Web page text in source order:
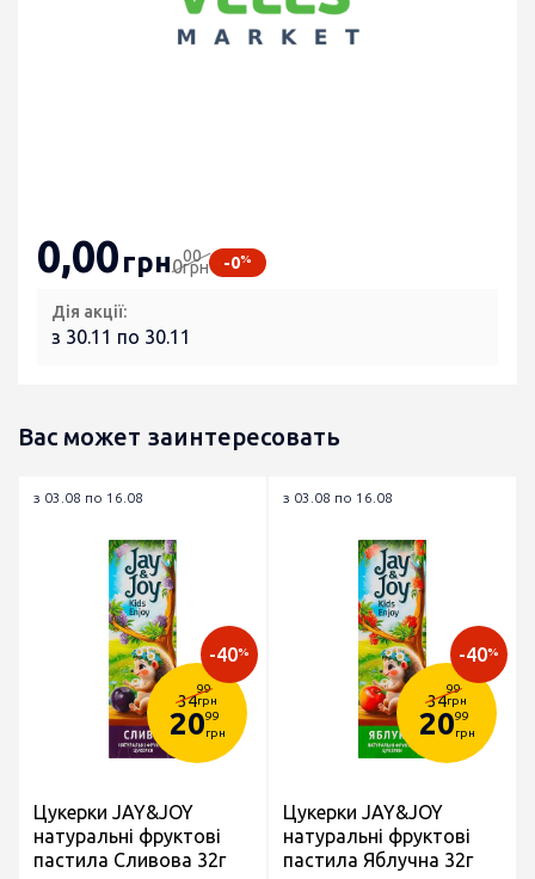
0,00грн000
грн -0%
Дія акції:
з 30.11 по 30.11
Вас может заинтересовать
з 03.08 по 16.08
34
99
грн
2099
грн
-40%
Цукерки JAY&JOY
натуральні фруктові
пастила Сливова 32г
з 03.08 по 16.08
34
99
грн
2099
грн
-40%
Цукерки JAY&JOY
натуральні фруктові
пастила Яблучна 32г